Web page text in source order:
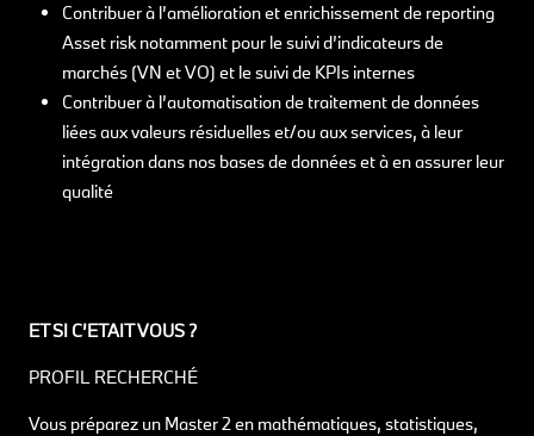
Contribuer à l’amélioration et enrichissement de reporting
Asset risk notamment pour le suivi d’indicateurs de
marchés (VN et VO) et le suivi de KPIs internes
Contribuer à l’automatisation de traitement de données
liées aux valeurs résiduelles et/ou aux services, à leur
intégration dans nos bases de données et à en assurer leur
qualité
ET SI C’ETAIT VOUS ?
PROFIL RECHERCHÉ
Vous préparez un Master 2 en mathématiques, statistiques,